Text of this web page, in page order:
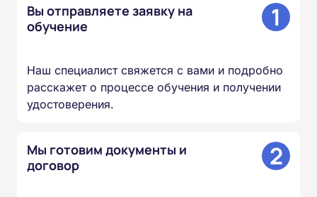
Вы отправляете заявку на
обучение
1
Наш специалист свяжется с вами и подробно
расскажет о процессе обучения и получении
удостоверения.
Мы готовим документы и
договор
2